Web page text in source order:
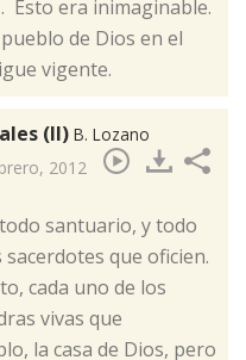
Esto era inimaginable.
de Dios en el
vigente.
(II) B. Lozano
2012
santuario, y todo
que oficien.
cada uno de los
vivas que
la casa de Dios, pero